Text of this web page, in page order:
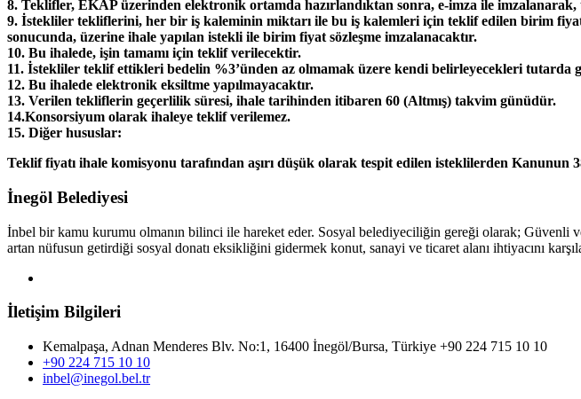
8. Teklifler, EKAP üzerinden elektronik ortamda hazırlandıktan sonra, e-imza ile
9. İstekliler tekliflerini, her bir iş kaleminin miktarı ile bu iş kalemleri için teklif edilen birim
sonucunda, üzerine ihale yapılan istekli ile birim fiyat sözleşme imzalanacaktır.
10. Bu ihalede, işin tamamı için teklif verilecektir.
11. İstekliler teklif ettikleri bedelin %3’ünden az olmamak üzere kendi belirleyecekleri tutarda
12. Bu ihalede elektronik eksiltme yapılmayacaktır.
13. Verilen tekliflerin geçerlilik süresi, ihale tarihinden itibaren 60 (Altmış) takvim günüdür.
14.Konsorsiyum olarak ihaleye teklif verilemez.
15. Diğer hususlar:
Teklif fiyatı ihale komisyonu tarafından aşırı düşük olarak tespit edilen isteklilerden Kanunun
İnegöl Belediyesi
İnbel bir kamu kurumu olmanın bilinci ile hareket eder. Sosyal belediyeciliğin gereği olarak; Güvenli
artan nüfusun getirdiği sosyal donatı eksikliğini gidermek konut, sanayi ve ticaret alanı ihtiyacını
İletişim Bilgileri
Kemalpaşa, Adnan Menderes Blv. No:1, 16400 İnegöl/Bursa, Türkiye +90 224 715 10 10
+90 224 715 10 10
inbel@inegol.bel.tr